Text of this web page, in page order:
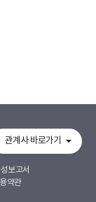
보고서
약관
관계사 바로가기